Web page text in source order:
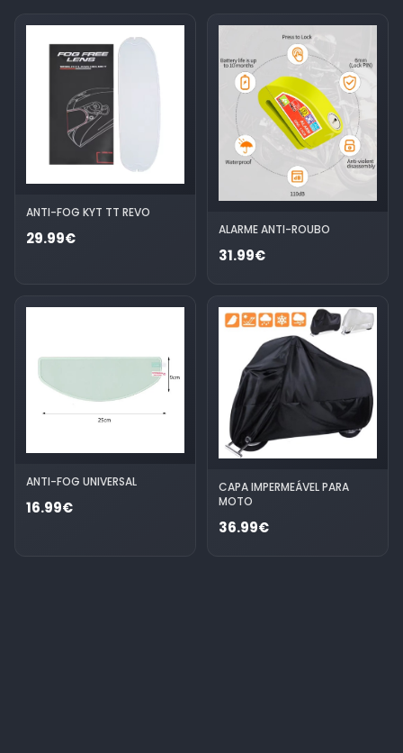
ANTI-FOG KYT TT REVO
29.99€ ALARME ANTI-ROUBO
31.99€
ANTI-FOG UNIVERSAL
16.99€
CAPA IMPERMEÁVEL PARA
MOTO
36.99€